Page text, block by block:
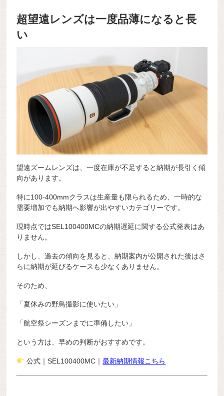
超望遠レンズは一度品薄になると長
い
望遠ズームレンズは、一度在庫が不足すると納期が長引く傾
向があります。
特に100-400mmクラスは生産量も限られるため、一時的な
需要増加でも納期へ影響が出やすいカテゴリーです。
現時点ではSEL100400MCの納期遅延に関する公式発表はあ
りません。
しかし、過去の傾向を見ると、納期案内が公開された後はさ
らに納期が延びるケースも少なくありません。
そのため、
「夏休みの野鳥撮影に使いたい」
「航空祭シーズンまでに準備したい」
という方は、早めの判断がおすすめです。
公式｜SEL100400MC｜最新納期情報こちら